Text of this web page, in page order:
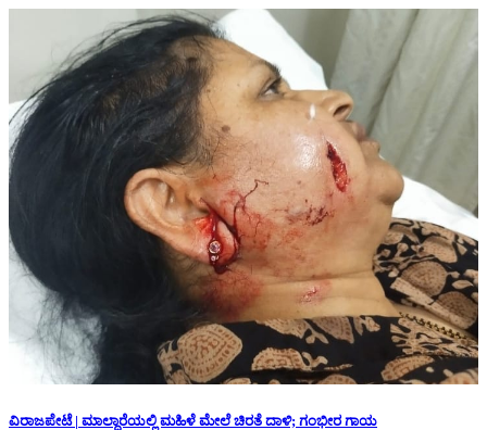
ವಿರಾಜಪೇಟೆ | ಮಾಲ್ದಾರೆಯಲ್ಲಿ ಮಹಿಳೆ ಮೇಲೆ ಚಿರತೆ ದಾಳಿ; ಗಂಭೀರ ಗಾಯ